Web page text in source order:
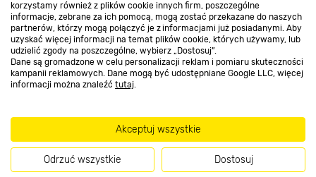
korzystamy również z plików cookie innych firm, poszczególne
informacje, zebrane za ich pomocą, mogą zostać przekazane do naszych
partnerów, którzy mogą połączyć je z informacjami już posiadanymi. Aby
uzyskać więcej informacji na temat plików cookie, których używamy, lub
udzielić zgody na poszczególne, wybierz „Dostosuj”.
Dane są gromadzone w celu personalizacji reklam i pomiaru skuteczności
kampanii reklamowych. Dane mogą być udostępniane Google LLC, więcej
informacji można znaleźć tutaj.
Akceptuj wszystkie
Odrzuć wszystkie Dostosuj
Strefa biznesu
Dołącz do nas
Metody płatności